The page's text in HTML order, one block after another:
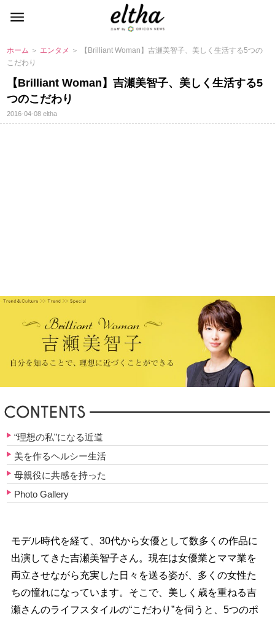
ホーム ＞ エンタメ ＞ 【Brilliant Woman】吉瀬美智子、美しく生活する5つの
こだわり
【Brilliant Woman】吉瀬美智子、美しく生活する5
つのこだわり
2016-04-08eltha
“理想の私”になる近道
美を作るヘルシー生活
母親役に共感を持った
Photo Gallery
モデル時代を経て、30代から女優として数多くの作品に
出演してきた吉瀬美智子さん。現在は女優業とママ業を
両立させながら充実した日々を送る姿が、多くの女性た
ちの憧れになっています。そこで、美しく歳を重ねる吉
瀬さんのライフスタイルの“こだわり”を伺うと、5つのポ